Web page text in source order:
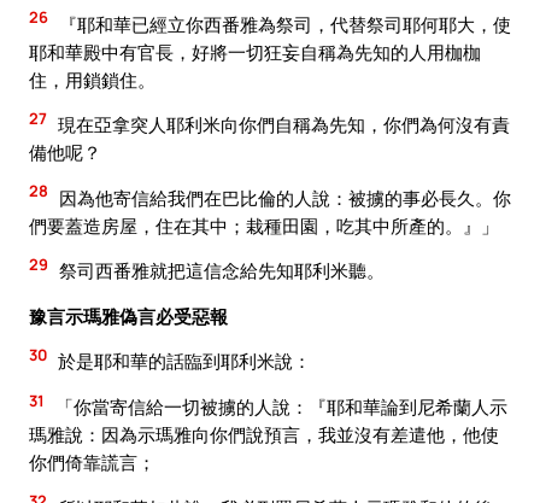
26
『耶和華已經立你西番雅為祭司，代替祭司耶何耶大，使
耶和華殿中有官長，好將一切狂妄自稱為先知的人用枷枷
住，用鎖鎖住。
27 現在亞拿突人耶利米向你們自稱為先知，你們為何沒有責
備他呢？
28
因為他寄信給我們在巴比倫的人說：被擄的事必長久。你
們要蓋造房屋，住在其中；栽種田園，吃其中所產的。』」
29 祭司西番雅就把這信念給先知耶利米聽。
豫言示瑪雅偽言必受惡報
30 於是耶和華的話臨到耶利米說：
31
「你當寄信給一切被擄的人說：『耶和華論到尼希蘭人示
瑪雅說：因為示瑪雅向你們說預言，我並沒有差遣他，他使
你們倚靠謊言；